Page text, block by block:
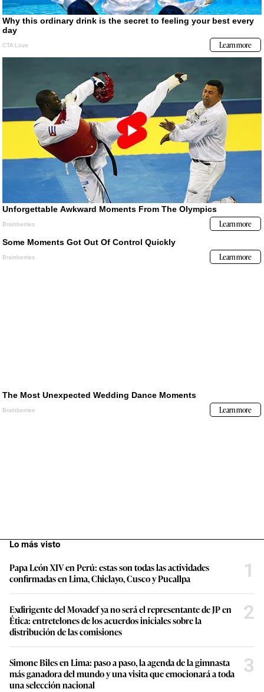
Lo más visto
Papa León XIV en Perú: estas son todas las actividades
confirmadas en Lima, Chiclayo, Cusco y Pucallpa
1
Exdirigente del Movadef ya no será el representante de JP en
Ética: entretelones de los acuerdos iniciales sobre la
distribución de las comisiones
2
Simone Biles en Lima: paso a paso, la agenda de la gimnasta
más ganadora del mundo y una visita que emocionará a toda
una selección nacional
3